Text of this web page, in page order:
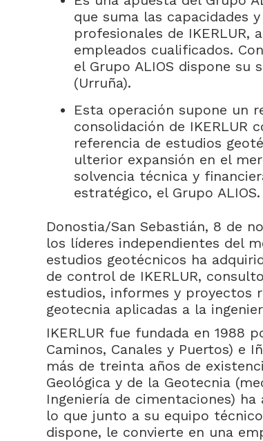
que suma las capacidades
profesionales de IKERLUR,
empleados cualificados.
el Grupo ALIOS dispone su
(Urruña).
Esta operación supone un
consolidación de IKERLUR
referencia de estudios
ulterior expansión en el
solvencia técnica y
estratégico, el Grupo ALIOS.
Donostia/San Sebastián, 8 de
los líderes independientes del
estudios geotécnicos ha
de control de IKERLUR,
estudios, informes y proyectos
geotecnia aplicadas a la
IKERLUR fue fundada en 1988
Caminos, Canales y Puertos) e
más de treinta años de
Geológica y de la Geotecnia
Ingeniería de cimentaciones)
lo que junto a su equipo
dispone, le convierte en una